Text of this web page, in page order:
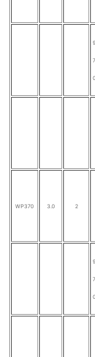
9
7
0
WP370 3.0 2
9
7
0